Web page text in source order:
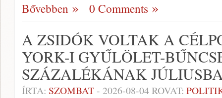
Bővebben 0 Comments
A ZSIDÓK VOLTAK A
YORK-I GYŰLÖLET-
SZÁZALÉKÁNAK
ÍRTA: SZOMBAT- 2026-08-04ROVAT: